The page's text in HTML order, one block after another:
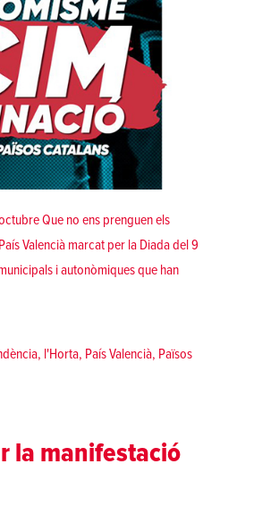
Que no ens prenguen els
Valencià marcat per la Diada del 9
i autonòmiques que han
el feixisme, superem l’autonomisme,
, l'Horta, País Valencià, Països
la manifestació